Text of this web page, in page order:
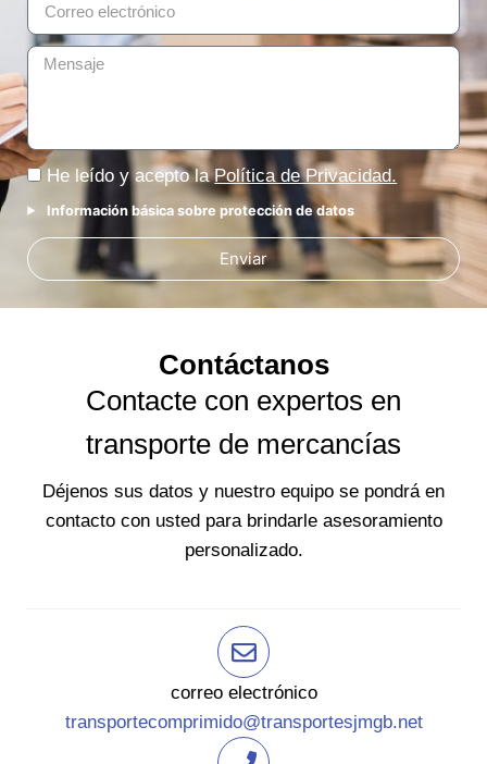
He leído y acepto la Política de Privacidad.
Información básica sobre protección de datos
Enviar
Contáctanos
Contacte con expertos en
transporte de mercancías
Déjenos sus datos y nuestro equipo se pondrá en
contacto con usted para brindarle asesoramiento
personalizado.
correo electrónico
transportecomprimido@transportesjmgb.net